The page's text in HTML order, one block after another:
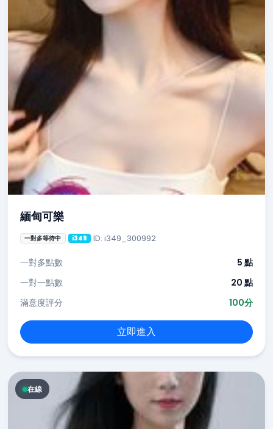
緬甸可樂
一對多等待中 i349 ID: i349_300992
一對多點數
5 點
一對一點數
20 點
滿意度評分
100分
立即進入
在線